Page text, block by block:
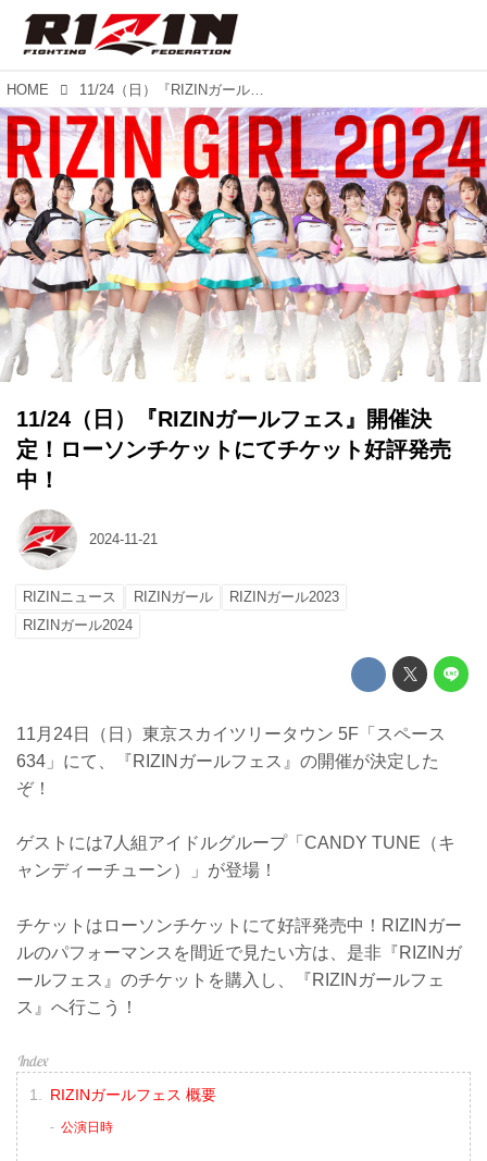
HOME 11/24（日）『RIZINガールフェス』開催決定！ローソンチケットにてチケット好評発売中！
11/24（日）『RIZINガールフェス』開催決
定！ローソンチケットにてチケット好評発売
中！
2024-11-21
RIZINニュース RIZINガール
RIZINガール2023
RIZINガール2024
11月24日（日）東京スカイツリータウン 5F「スペース
634」にて、『RIZINガールフェス』の開催が決定した
ぞ！
ゲストには7人組アイドルグループ「CANDY TUNE（キ
ャンディーチューン）」が登場！
チケットはローソンチケットにて好評発売中！RIZINガー
ルのパフォーマンスを間近で見たい方は、是非『RIZINガ
ールフェス』のチケットを購入し、『RIZINガールフェ
ス』へ行こう！
RIZINガールフェス 概要
公演日時